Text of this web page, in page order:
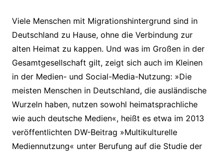
Viele Menschen mit Migrationshintergrund sind in
Deutschland zu Hause, ohne die Verbindung zur
alten Heimat zu kappen. Und was im Großen in der
Gesamtgesellschaft gilt, zeigt sich auch im Kleinen
in der Medien- und Social-Media-Nutzung: »Die
meisten Menschen in Deutschland, die ausländische
Wurzeln haben, nutzen sowohl heimatsprachliche
wie auch deutsche Medien«, heißt es etwa im 2013
veröffentlichten DW-Beitrag »Multikulturelle
Mediennutzung« unter Berufung auf die Studie der